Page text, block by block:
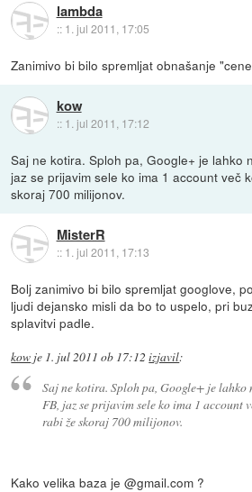
lambda
:: 1. jul 2011, 17:05
Zanimivo bi bilo spremljat obnašanje
kow
:: 1. jul 2011, 17:12
Saj ne kotira. Sploh pa, Google+ je lahko
jaz se prijavim sele ko ima 1 account več
skoraj 700 milijonov.
MisterR
:: 1. jul 2011, 17:13
Bolj zanimivo bi bilo spremljat googlove,
ljudi dejansko misli da bo to uspelo, pri
splavitvi padle.
kow je 1. jul 2011 ob 17:12 izjavil:
Saj ne kotira. Sploh pa, Google+ je lahko
FB, jaz se prijavim sele ko ima 1 account
rabi že skoraj 700 milijonov.
Kako velika baza je @gmail.com ?